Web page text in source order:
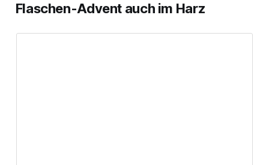
Flaschen-Advent auch im Harz